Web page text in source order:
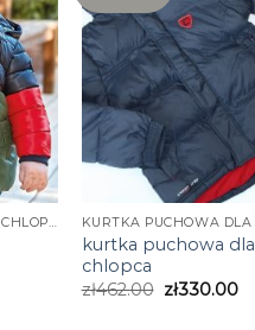
KURTKA PUCHOWA DLA CHLOPCA
kurtka puchowa dla
chlopca
zł462.00 zł330.00